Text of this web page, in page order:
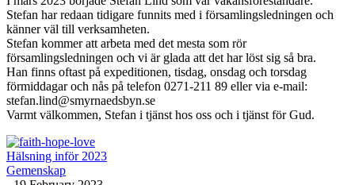
Stefan har redaan tidigare funnits med i församlingsledningen och
känner väl till verksamheten.
Stefan kommer att arbeta med det mesta som rör
församlingsledningen och vi är glada att det har löst sig så bra.
Han finns oftast på expeditionen, tisdag, onsdag och torsdag
förmiddagar och nås på telefon 0271-211 89 eller via e-mail:
stefan.lind@smyrnaedsbyn.se
Varmt välkommen, Stefan i tjänst hos oss och i tjänst för Gud.
Hälsning inför 2023
Gemenskap